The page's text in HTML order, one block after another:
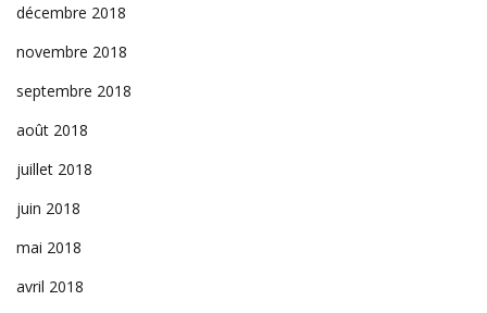
décembre 2018
novembre 2018
septembre 2018
août 2018
juillet 2018
juin 2018
mai 2018
avril 2018